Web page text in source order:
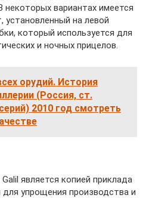
некоторых вариантах имеется
установленный на левой
который используется для
и ночных прицелов.
орудий. История
(Россия, ст.
2010 год смотреть
является копией приклада
упрощения производства и